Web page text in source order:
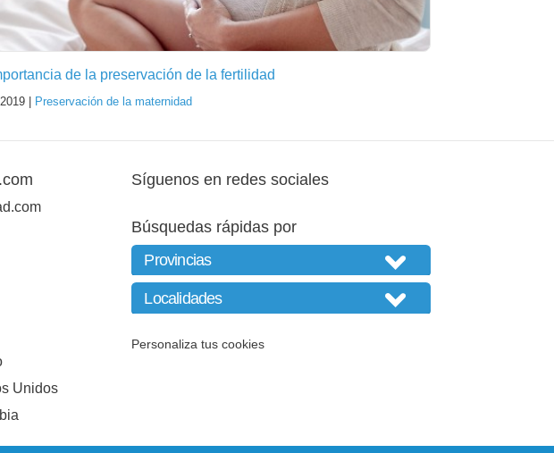
de la preservación de la fertilidad
| Preservación de la maternidad
Unidos
Síguenos en redes sociales
Búsquedas rápidas por
Personaliza tus cookies